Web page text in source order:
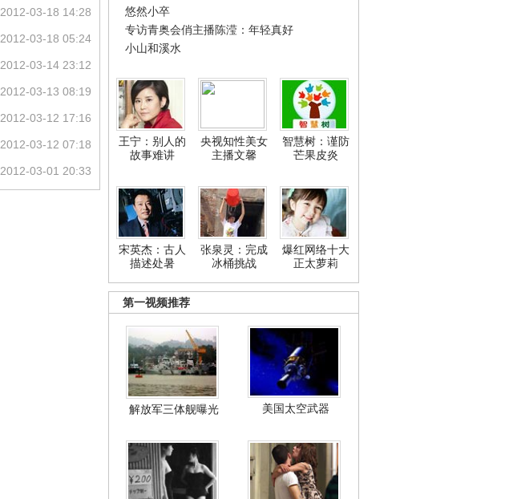
悠然小卒
专访青奥会俏主播陈滢：年轻真好
小山和溪水
王宁：别人的
故事难讲
央视知性美女
主播文馨
智慧树：谨防
芒果皮炎
宋英杰：古人
描述处暑
张泉灵：完成
冰桶挑战
爆红网络十大
正太萝莉
第一视频推荐
解放军三体舰曝光 美国太空武器
2012-03-18 14:28
2012-03-18 05:24
2012-03-14 23:12
2012-03-13 08:19
2012-03-12 17:16
2012-03-12 07:18
2012-03-01 20:33